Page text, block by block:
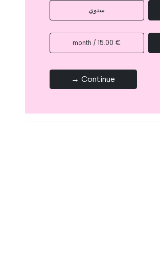
سنوي
€ 15.00 / month
Continue →